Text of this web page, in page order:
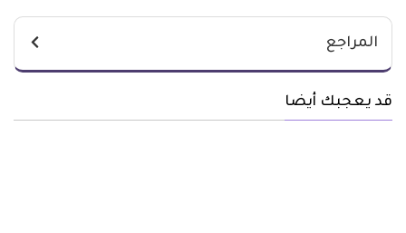
المراجع
قد يعجبك أيضا